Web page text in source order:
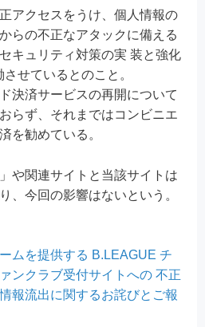
アクセスをうけ、個人情報の
らの不正なアタックに備える
キュリティ対策の実 装と強化
せているとのこと。
決済サービスの再開について
らず、それまではコンビニエ
を勧めている。
や関連サイトと当該サイトは
、今回の影響はないという。
ムを提供する B.LEAGUE チ
ンクラブ受付サイトへの 不正
報流出に関するお詫びとご報